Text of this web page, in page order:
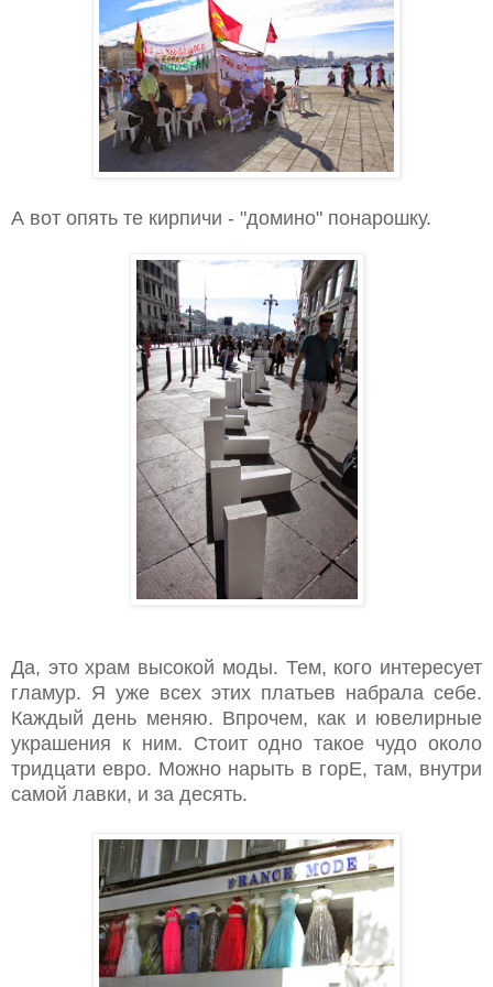
А вот опять те кирпичи - "домино" понарошку.
Да, это храм высокой моды. Тем, кого интересует
гламур. Я уже всех этих платьев набрала себе.
Каждый день меняю. Впрочем, как и ювелирные
украшения к ним. Стоит одно такое чудо около
тридцати евро. Можно нарыть в горЕ, там, внутри
самой лавки, и за десять.